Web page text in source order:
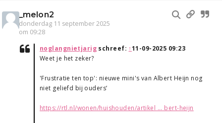
_melon2
donderdag 11 september 2025
om 09:28
noglangnietjarig schreef: ↑11-09-2025 09:23
Weet je het zeker?
'Frustratie ten top': nieuwe mini's van Albert Heijn nog
niet geliefd bij ouders’
https://rtl.nl/wonen/huishouden/artikel ... bert-heijn